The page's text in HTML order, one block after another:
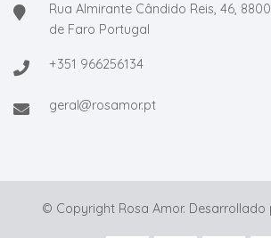
Rua Almirante Cândido Reis, 46,
de Faro Portugal
+351 966256134
geral@rosamor.pt
© Copyright Rosa Amor. Desarrollado